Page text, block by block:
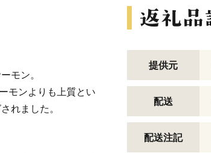
モン。
モンよりも上質とい
れました。
提供元
配送
配送注記